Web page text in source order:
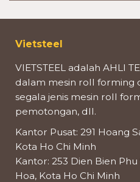
Vietsteel
VIETSTEEL adalah AHLI
dalam mesin roll forming
segala jenis mesin roll
pemotongan, dll.
Kantor Pusat: 291 Hoang
Kota Ho Chi Minh
Kantor: 253 Dien Bien
Hoa, Kota Ho Chi Minh